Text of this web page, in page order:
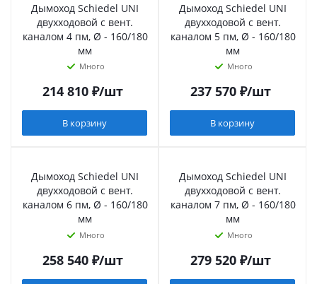
Дымоход Schiedel UNI
двухходовой с вент.
каналом 4 пм, Ø - 160/180
мм
Много
214 810₽/шт
В корзину
Дымоход Schiedel UNI
двухходовой с вент.
каналом 5 пм, Ø - 160/180
мм
Много
237 570₽/шт
В корзину
Дымоход Schiedel UNI
двухходовой с вент.
каналом 6 пм, Ø - 160/180
мм
Много
258 540₽/шт
Дымоход Schiedel UNI
двухходовой с вент.
каналом 7 пм, Ø - 160/180
мм
Много
279 520₽/шт